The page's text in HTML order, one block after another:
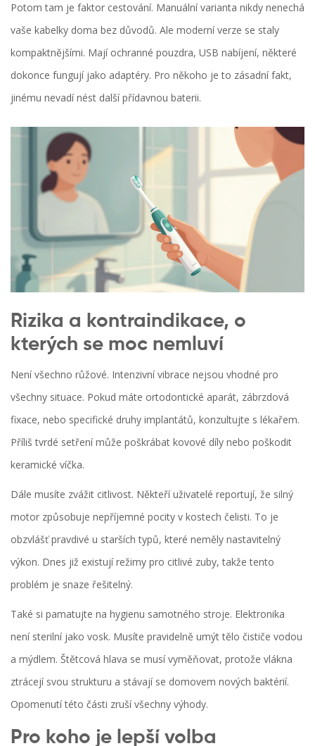
Potom tam je faktor cestování. Manuální varianta nikdy nenechá
vaše kabelky doma bez důvodů. Ale moderní verze se staly
kompaktnějšími. Mají ochranné pouzdra, USB nabíjení, některé
dokonce fungují jako adaptéry. Pro někoho je to zásadní fakt,
jinému nevadí nést další přídavnou baterii.
Rizika a kontraindikace, o
kterých se moc nemluví
Není všechno růžové. Intenzivní vibrace nejsou vhodné pro
všechny situace. Pokud máte ortodontické aparát, zábrzdová
fixace, nebo specifické druhy implantátů, konzultujte s lékařem.
Příliš tvrdé setření může poškrábat kovové díly nebo poškodit
keramické víčka.
Dále musíte zvážit citlivost. Někteří uživatelé reportují, že silný
motor způsobuje nepříjemné pocity v kostech čelisti. To je
obzvlášť pravdivé u starších typů, které neměly nastavitelný
výkon. Dnes již existují režimy pro citlivé zuby, takže tento
problém je snaze řešitelný.
Také si pamatujte na hygienu samotného stroje. Elektronika
není sterilní jako vosk. Musíte pravidelně umýt tělo čističe vodou
a mýdlem. Štětcová hlava se musí vyměňovat, protože vlákna
ztrácejí svou strukturu a stávají se domovem nových baktérií.
Opomenutí této části zruší všechny výhody.
Pro koho je lepší volba